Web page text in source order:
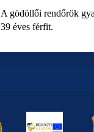
A gödöllői rendőrök
39 éves férfit.